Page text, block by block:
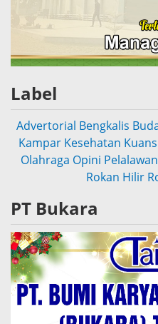
Label
Advertorial Bengkalis
Kampar Kesehatan
Olahraga Opini Pelalawan
Rokan Hilir
PT Bukara